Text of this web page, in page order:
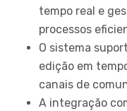
tempo real e
processos
O sistema
edição em
canais de
A integração